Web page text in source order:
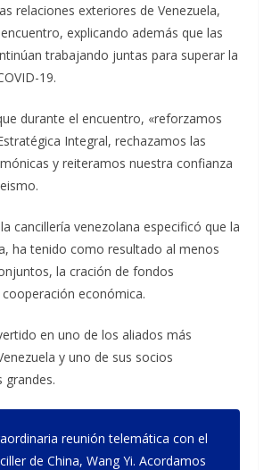
relaciones exteriores de Venezuela,
explicando además que las
trabajando juntas para superar la
19.
durante el encuentro, «reforzamos
Integral, rechazamos las
y reiteramos nuestra confianza
cancillería venezolana especificó que la
ha tenido como resultado al menos
la cración de fondos
económica.
en uno de los aliados más
y uno de sus socios
grandes.
reunión telemática con el
de China, Wang Yi. Acordamos